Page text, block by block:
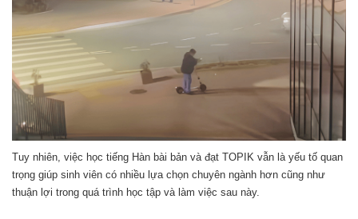
Tuy nhiên, việc học tiếng Hàn bài bản và đạt TOPIK vẫn là yếu tố quan
trọng giúp sinh viên có nhiều lựa chọn chuyên ngành hơn cũng như
thuận lợi trong quá trình học tập và làm việc sau này.